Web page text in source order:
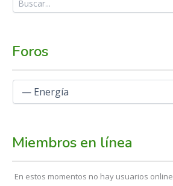
Foros
Miembros en línea
En estos momentos no hay usuarios online